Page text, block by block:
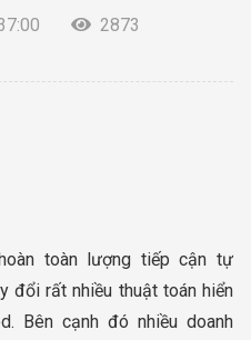
2873
toàn lượng tiếp cận tự
đổi rất nhiều thuật toán hiển
Bên cạnh đó nhiều doanh